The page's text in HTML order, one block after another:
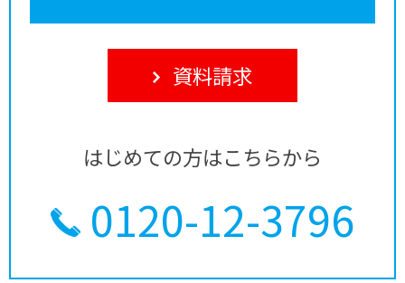
資料請求
はじめての方はこちらから
0120-12-3796